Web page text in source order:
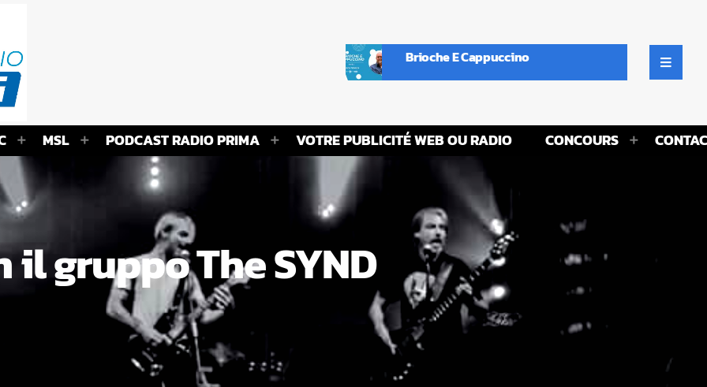
Brioche E Cappuccino
MSL PODCAST RADIO PRIMA VOTRE PUBLICITÉ WEB OU RADIO CONCOURS
il gruppo The SYND